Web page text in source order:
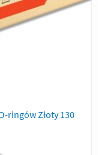
ringów Złoty 130